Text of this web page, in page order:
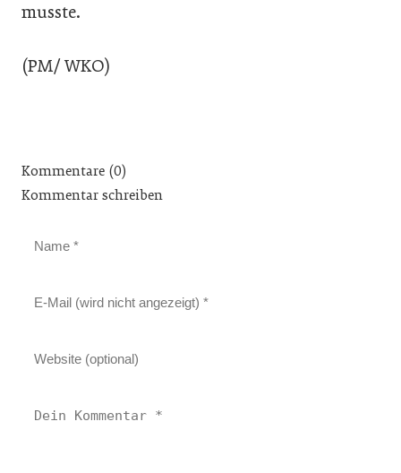
musste.
(PM/ WKO)
Kommentare (0)
Kommentar schreiben